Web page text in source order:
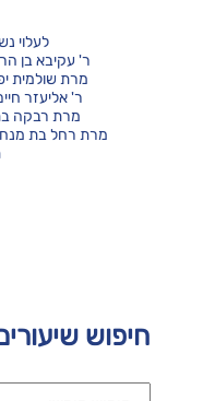
חיפוש
לעלוי
ר' עקיבא בן
מרת שולמית
ר' אליעזר
מרת רבקה
מרת רחל בת